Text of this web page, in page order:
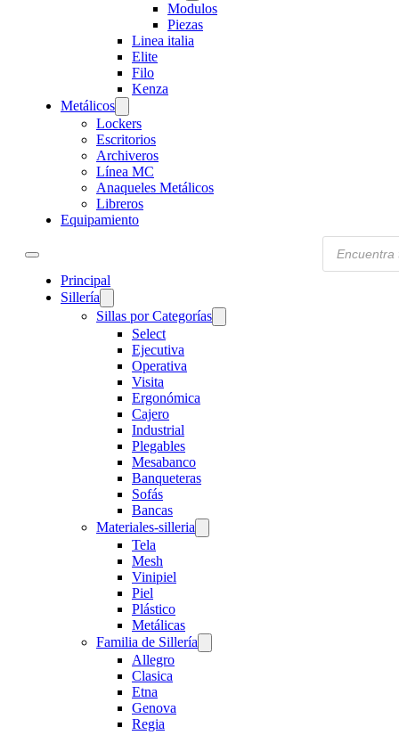
Modulos
Piezas
Linea italia
Elite
Filo
Kenza
Metálicos
Lockers
Escritorios
Archiveros
Línea MC
Anaqueles Metálicos
Libreros
Equipamiento
Principal
Sillería
Sillas por Categorías
Select
Ejecutiva
Operativa
Visita
Ergonómica
Cajero
Industrial
Plegables
Mesabanco
Banqueteras
Sofás
Bancas
Materiales-silleria
Tela
Mesh
Vinipiel
Piel
Plástico
Metálicas
Familia de Sillería
Allegro
Clasica
Etna
Genova
Regia
Products
search